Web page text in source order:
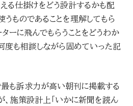
る仕掛けをどう設計するかも配
うものであることを理解してもら
ターに飛んでもらうことをどうわか
度も相談しながら固めていった記
最も訴求力が高い朝刊に掲載する
、施策設計上「いかに新聞を読ん